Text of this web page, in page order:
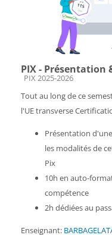
PIX - Présentation
Catégorie de cours
PIX 2025-2026
Tout au long de ce
l'UE transverse
Présentation
les modalités de
Pix
10h en auto-
compétence
2h dédiées au
Enseignant: